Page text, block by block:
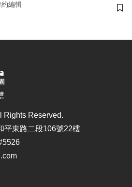
編輯
儲
Rights Reserved.
平東路二段106號22樓